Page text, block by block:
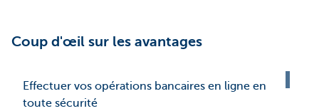
Coup d'œil sur les avantages
Effectuer vos opérations bancaires en ligne en
toute sécurité